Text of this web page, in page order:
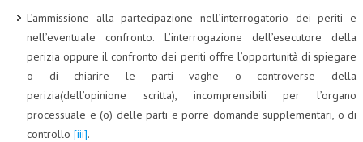
NEWS
ARCHIVIO EVENTI (FINO AL 2022)
CORSI ENTI TERZI
PUBBLICAZIONI
L’ammissione alla partecipazione nell’interrogatorio dei periti e
nell’eventuale confronto. L’interrogazione dell’esecutore della
perizia oppure il confronto dei periti offre l’opportunità di spiegare
o di chiarire le parti vaghe o controverse della
perizia(dell’opinione scritta), incomprensibili per l’organo
processuale e (o) delle parti e porre domande supplementari, o di
controllo [iii].